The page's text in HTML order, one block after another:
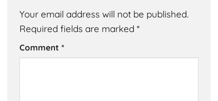
Your email address will not be published.
Required fields are marked *
Comment *